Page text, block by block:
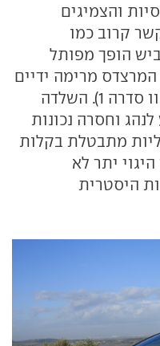
והצמיגים
קרוב כמו
הופך מפותל
המרצדס מרימה ידיים
מול המתחרה הבווארית (ב.מ.וו סדרה 1). השלדה
וחסרה נכונות
מתבטלת בקלות
יתר לא
היסטרית